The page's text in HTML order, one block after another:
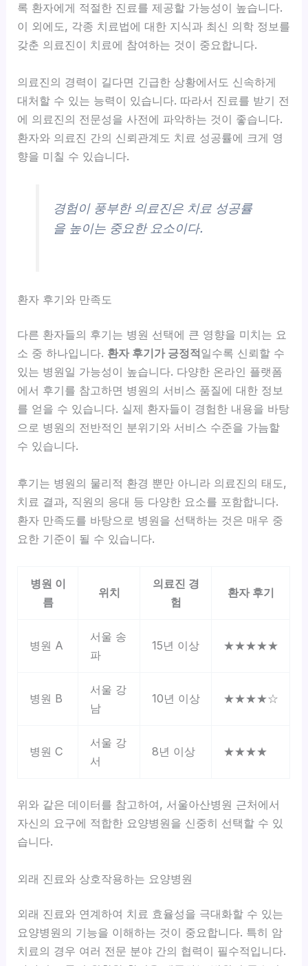
록 환자에게 적절한 진료를 제공할 가능성이 높습니다.
이 외에도, 각종 치료법에 대한 지식과 최신 의학 정보를
갖춘 의료진이 치료에 참여하는 것이 중요합니다.
의료진의 경력이 길다면 긴급한 상황에서도 신속하게
대처할 수 있는 능력이 있습니다. 따라서 진료를 받기 전
에 의료진의 전문성을 사전에 파악하는 것이 좋습니다.
환자와 의료진 간의 신뢰관계도 치료 성공률에 크게 영
향을 미칠 수 있습니다.
경험이 풍부한 의료진은 치료 성공률
을 높이는 중요한 요소이다.
환자 후기와 만족도
다른 환자들의 후기는 병원 선택에 큰 영향을 미치는 요
소 중 하나입니다. 환자 후기가 긍정적일수록 신뢰할 수
있는 병원일 가능성이 높습니다. 다양한 온라인 플랫폼
에서 후기를 참고하면 병원의 서비스 품질에 대한 정보
를 얻을 수 있습니다. 실제 환자들이 경험한 내용을 바탕
으로 병원의 전반적인 분위기와 서비스 수준을 가늠할
수 있습니다.
후기는 병원의 물리적 환경 뿐만 아니라 의료진의 태도,
치료 결과, 직원의 응대 등 다양한 요소를 포함합니다.
환자 만족도를 바탕으로 병원을 선택하는 것은 매우 중
요한 기준이 될 수 있습니다.
병원 이
름
위치
의료진 경
험
환자 후기
병원 A
서울 송
파
15년 이상 ★★★★★
병원 B
서울 강
남
10년 이상 ★★★★☆
병원 C
서울 강
서
8년 이상 ★★★★
위와 같은 데이터를 참고하여, 서울아산병원 근처에서
자신의 요구에 적합한 요양병원을 신중히 선택할 수 있
습니다.
외래 진료와 상호작용하는 요양병원
외래 진료와 연계하여 치료 효율성을 극대화할 수 있는
요양병원의 기능을 이해하는 것이 중요합니다. 특히 암
치료의 경우 여러 전문 분야 간의 협력이 필수적입니다.